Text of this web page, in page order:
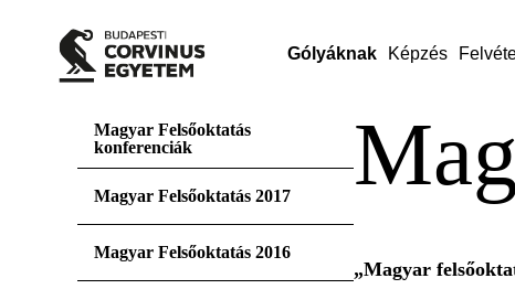
Gólyáknak Képzés
Magyar Felsőoktatás
konferenciák
Magyar Felsőoktatás 2017
Magyar Felsőoktatás 2016
„Magyar